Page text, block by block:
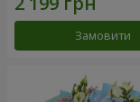
Замовити